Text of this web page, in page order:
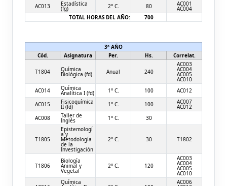
AC013
Estadística
(fg) 2° C. 80 AC001
AC004
TOTAL HORAS DEL AÑO:
700
3º AÑO
Cód.
Asignatura Per. Hs. Correlat.
T1804 Química
Biológica (fd) Anual 240
AC003
AC004
AC005
AC010
AC014
Química
Analítica I (fd) 1° C. 100
AC012
AC015
Fisicoquímica
II (fd) 1° C. 100 AC007
AC012
AC008
Taller de
Inglés 1° C. 30
T1805
Epistemologí
a y
Metodología
de la
Investigación
2° C. 30 T1802
T1806
Biología
Animal y
Vegetal
2° C. 120
AC003
AC004
AC005
AC010
Química AC006